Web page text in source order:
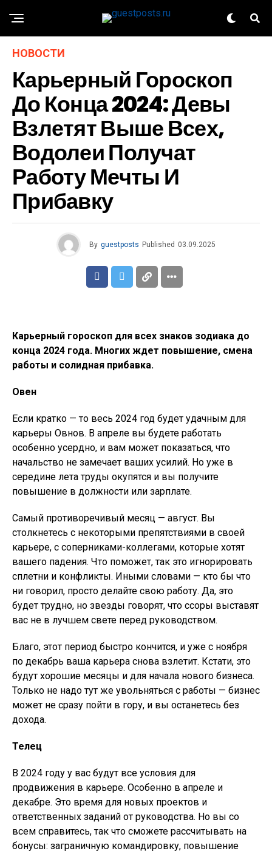
НОВОСТИ
Карьерный Гороскоп
До Конца 2024: Девы
Взлетят Выше Всех,
Водолеи Получат
Работу Мечты И
Прибавку
By guestposts Published 03.09.2025
Карьерный гороскоп для всех знаков зодиака до
конца 2024 года. Многих ждет повышение, смена
работы и солидная прибавка.
Овен
Если кратко — то весь 2024 год будет удачным для
карьеры Овнов. В апреле вы будете работать
особенно усердно, и вам может показаться, что
начальство не замечает ваших усилий. Но уже в
середине лета труды окупятся и вы получите
повышение в должности или зарплате.
Самый противоречивый месяц — август. Вы
столкнетесь с некоторыми препятствиями в своей
карьере, с соперниками-коллегами, которые хотят
вашего падения. Что поможет, так это игнорировать
сплетни и конфликты. Иными словами — кто бы что
ни говорил, просто делайте свою работу. Да, это
будет трудно, но звезды говорят, что ссоры выставят
вас не в лучшем свете перед руководством.
Благо, этот период быстро кончится, и уже с ноября
по декабрь ваша карьера снова взлетит. Кстати, это
будут хорошие месяцы и для начала нового бизнеса.
Только не надо тут же увольняться с работы — бизнес
может не сразу пойти в гору, и вы останетесь без
дохода.
Телец
В 2024 году у вас будут все условия для
продвижения в карьере. Особенно в апреле и
декабре. Это время для новых проектов и
ответственных заданий от руководства. Но вы со
всем справитесь, так что сможете рассчитывать на
бонусы: заграничную командировку, повышение